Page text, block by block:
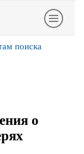
поиска
о